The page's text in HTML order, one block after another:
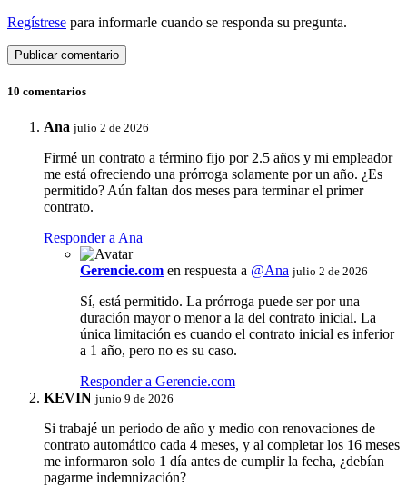
Regístrese para informarle cuando se responda su pregunta.
10 comentarios
Ana julio 2 de 2026
Firmé un contrato a término fijo por 2.5 años y mi empleador
me está ofreciendo una prórroga solamente por un año. ¿Es
permitido? Aún faltan dos meses para terminar el primer
contrato.
Responder a Ana
Gerencie.com en respuesta a @Ana julio 2 de 2026
Sí, está permitido. La prórroga puede ser por una
duración mayor o menor a la del contrato inicial. La
única limitación es cuando el contrato inicial es inferior
a 1 año, pero no es su caso.
Responder a Gerencie.com
KEVIN junio 9 de 2026
Si trabajé un periodo de año y medio con renovaciones de
contrato automático cada 4 meses, y al completar los 16 meses
me informaron solo 1 día antes de cumplir la fecha, ¿debían
pagarme indemnización?